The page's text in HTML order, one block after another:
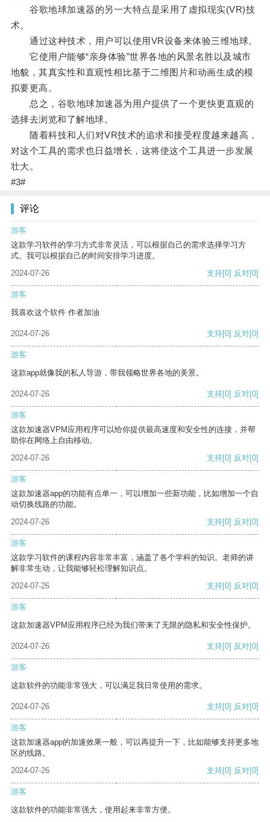
谷歌地球加速器的另一大特点是采用了虚拟现实(VR)技
术。
通过这种技术，用户可以使用VR设备来体验三维地球。
它使用户能够“亲身体验”世界各地的风景名胜以及城市
地貌，其真实性和直观性相比基于二维图片和动画生成的模
拟要更高。
总之，谷歌地球加速器为用户提供了一个更快更直观的
选择去浏览和了解地球。
随着科技和人们对VR技术的追求和接受程度越来越高，
对这个工具的需求也日益增长，这将使这个工具进一步发展
壮大。
#3#
评论
游客
这款学习软件的学习方式非常灵活，可以根据自己的需求选择学习方
式。我可以根据自己的时间安排学习进度。
2024-07-26
支持[0] 反对[0]
游客
我喜欢这个软件 作者加油
2024-07-26 支持[0] 反对[0]
游客
这款app就像我的私人导游，带我领略世界各地的美景。
2024-07-26 支持[0] 反对[0]
游客
这款加速器VPM应用程序可以给你提供最高速度和安全性的连接，并帮
助你在网络上自由移动。
2024-07-26
支持[0] 反对[0]
游客
这款加速器app的功能有点单一，可以增加一些新功能，比如增加一个自
动切换线路的功能。
2024-07-26
支持[0] 反对[0]
游客
这款学习软件的课程内容非常丰富，涵盖了各个学科的知识。老师的讲
解非常生动，让我能够轻松理解知识点。
2024-07-26
支持[0] 反对[0]
游客
这款加速器VPM应用程序已经为我们带来了无限的隐私和安全性保护。
2024-07-26 支持[0] 反对[0]
游客
这款软件的功能非常强大，可以满足我日常使用的需求。
2024-07-26 支持[0] 反对[0]
游客
这款加速器app的加速效果一般，可以再提升一下，比如能够支持更多地
区的线路。
2024-07-26
支持[0] 反对[0]
游客
这款软件的功能非常强大，使用起来非常方便。